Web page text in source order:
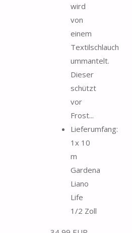
wird
von
einem
Textilschlauch
ummantelt.
Dieser
schützt
vor
Frost...
Lieferumfang:
1x 10
m
Gardena
Liano
Life
1/2 Zoll